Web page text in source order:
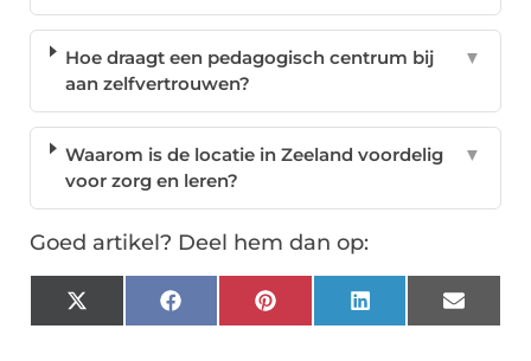
Hoe draagt een pedagogisch centrum bij
aan zelfvertrouwen?
▼
Waarom is de locatie in Zeeland voordelig
voor zorg en leren?
▼
Goed artikel? Deel hem dan op:
X
(Twitter)
FacebookPinterest LinkedIn Email